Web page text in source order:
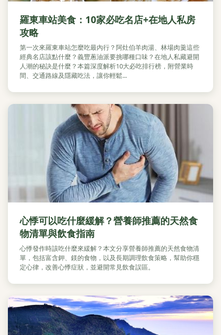
羅東車站美食：10家必吃名店+在地人私房
攻略
第一次來羅東車站怎麼吃最內行？阿灶伯羊肉湯、林場肉羹這些
經典名店該點什麼？義豐蔥油派要挑哪種口味？在地人私藏避開
人潮的秘訣是什麼？本篇深度解析10大必吃排行榜，附營業時
間、交通路線及隱藏吃法，讓你輕鬆...
心悸可以吃什麼緩解？營養師推薦的天然食
物清單與飲食指南
心悸發作時該吃什麼來緩解？本文分享營養師推薦的天然食物清
單，包括富含鉀、鎂的食物，以及長期調理飲食策略，幫助你穩
定心律，改善心悸症狀，並避開常見飲食誤區。